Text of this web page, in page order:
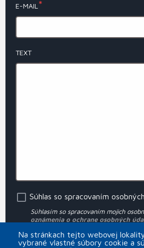
E-MAIL
TEXT
Súhlas so spracovaním
Súhlasím so spracovaním mojich
oznámenia o ochrane osobných
Prihlásiť sa na MINOR Plus
Na stránkach tejto webovej
vybrané vlastné súbory cookie a